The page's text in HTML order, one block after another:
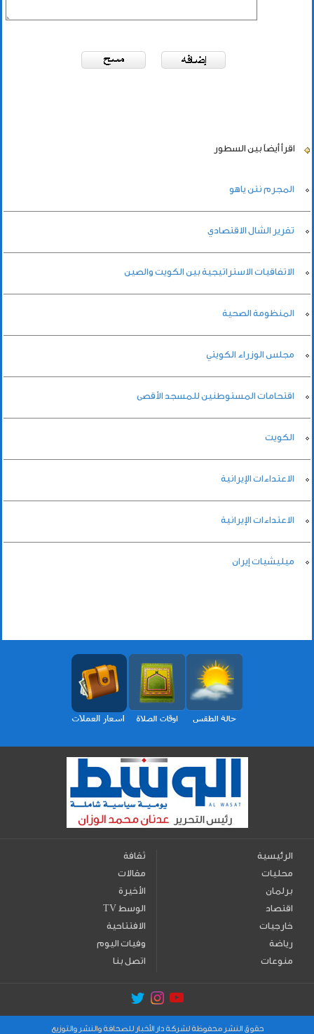
اقرأ أيضاً بين السطور
المجرم نتن ياهو
تقرير الشال الاقتصادي
الاتفاقيات الاستراتيجية بين الكويت والصين
المنظومة الصحية
مجلس الوزراء الكويتي
اقتحامات المستوطنين للمسجد الأقصى
الكويت
الاعتداءات الإيرانية
الاعتداءات الإيرانية
ميليشيات إيران
الرئيسية
محليات
برلمان
اقتصاد
خارجيات
رياضة
منوعات
ثقافة
مقالات
الأخيرة
TV الوسط
الافتتاحية
وفيات اليوم
اتصل بنا
حقوق النشر محفوظة لشركة دار الأخبار للصحافة والنشر والتوزيع